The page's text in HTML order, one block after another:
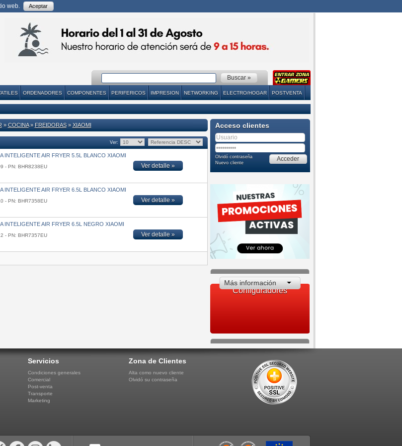
web. Aceptar
ORDENADORES COMPONENTES PERIFERICOS IMPRESION NETWORKING ELECTRO/HOGAR POSTVENTA
» COCINA» FREIDORAS» XIAOMI
Ver:
INTELIGENTE AIR FRYER 5.5L BLANCO XIAOMI
- PN: BHR8238EU Ver detalle »
INTELIGENTE AIR FRYER 6.5L BLANCO XIAOMI
- PN: BHR7358EU Ver detalle »
INTELIGENTE AIR FRYER 6.5L NEGRO XIAOMI
- PN: BHR7357EU Ver detalle »
Acceso clientes
Olvidó contraseña
Nuevo cliente
Configuradores
Más información
Servicios
Condiciones generales
Comercial
Post-venta
Transporte
Marketing
Zona de Clientes
Alta como nuevo cliente
Olvidó su contraseña